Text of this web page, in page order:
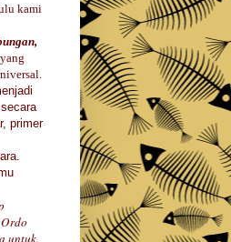
kami
secara
primer
untuk